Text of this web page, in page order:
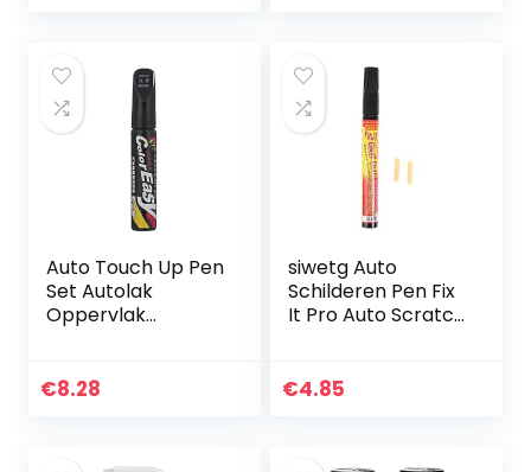
Auto Touch Up Pen
Set Autolak
Oppervlak
Grijs Zwart Rood
€8.28
siwetg Auto
Schilderen Pen Fix
It Pro Auto Scratch
Clear Coat
€4.85